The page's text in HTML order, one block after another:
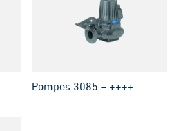
Pompes 3085 – ++++